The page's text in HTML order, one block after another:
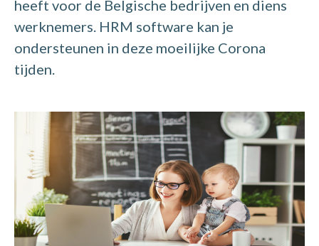
heeft voor de Belgische bedrijven en diens
werknemers. HRM software kan je
ondersteunen in deze moeilijke Corona
tijden.